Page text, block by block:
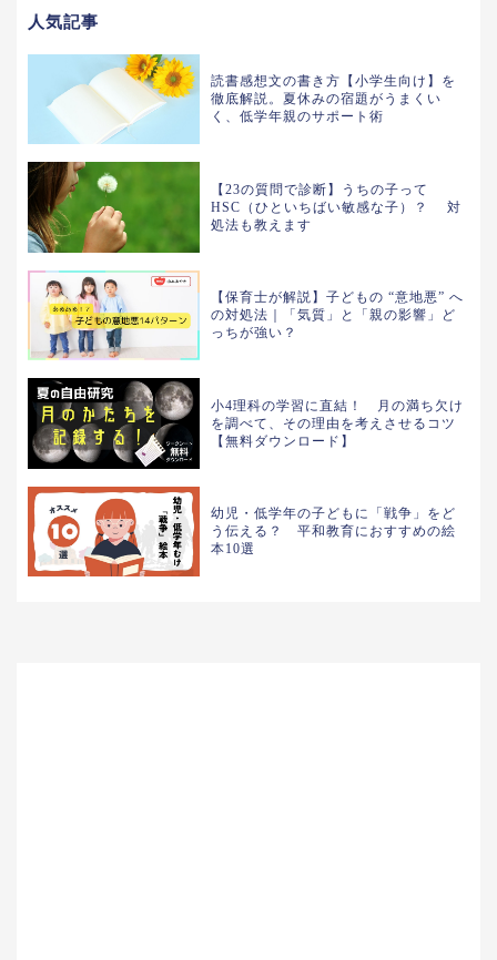
人気記事
読書感想文の書き方【小学生向け】を
徹底解説。夏休みの宿題がうまくい
く、低学年親のサポート術
【23の質問で診断】うちの子って
HSC（ひといちばい敏感な子）？ 対
処法も教えます
【保育士が解説】子どもの “意地悪” へ
の対処法｜「気質」と「親の影響」ど
っちが強い？
小4理科の学習に直結！ 月の満ち欠け
を調べて、その理由を考えさせるコツ
【無料ダウンロード】
幼児・低学年の子どもに「戦争」をど
う伝える？ 平和教育におすすめの絵
本10選